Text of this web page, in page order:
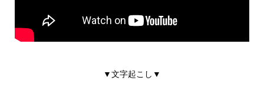
▼文字起こし▼